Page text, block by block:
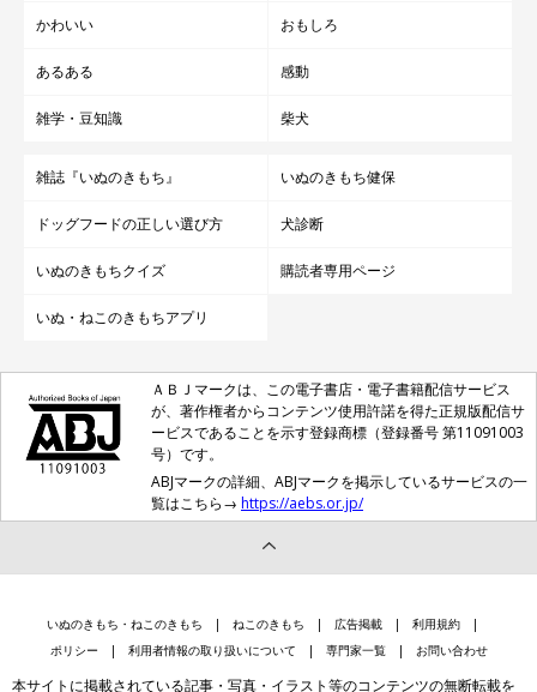
かわいい おもしろ
あるある 感動
雑学・豆知識 柴犬
雑誌『いぬのきもち』 いぬのきもち健保
ドッグフードの正しい選び方 犬診断
いぬのきもちクイズ 購読者専用ページ
いぬ・ねこのきもちアプリ
ＡＢＪマークは、この電子書店・電子書籍配信サービス
が、著作権者からコンテンツ使用許諾を得た正規版配信サ
ービスであることを示す登録商標（登録番号 第11091003
号）です。
ABJマークの詳細、ABJマークを掲示しているサービスの一
覧はこちら→ https://aebs.or.jp/
いぬのきもち・ねこのきもち ねこのきもち 広告掲載
利用規約
ポリシー
利用者情報の取り扱いについて 専門家一覧 お問い合わせ
本サイトに掲載されている記事・写真・イラスト等のコンテンツの無断転載を